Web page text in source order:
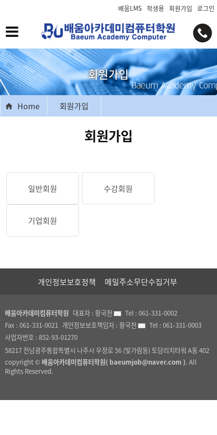
배움LMS 학생용 회원가입 로그인
회원가입
Home 회원가입
회원가입
일반회원 수강회원
기업회원
개인정보보호정책 메일주소무단수집거부
배움아카데미컴퓨터학원 대표자 : 황국천 Tel : 061-331-0002
Fax : 061-331-0021 개인정보보호책임자 : 황국천 Tel : 061-331-0003
사업자번호 : 852-93-01270
58217 전남광주통합특별시 나주시 우정로 56 (빛가람동) 토담리치타워 A동 402
copyright © 배움아카데미컴퓨터학원( baeumjob@naver.com ). All
Rights Reserved.